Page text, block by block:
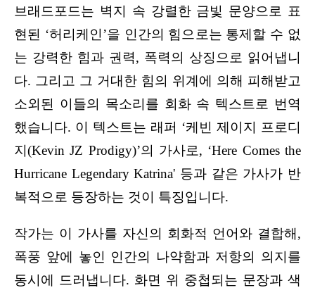
브래드포드는 벽지 속 강렬한 금빛 문양으로 표
현된 ‘허리케인’을 인간의 힘으로는 통제할 수 없
는 강력한 힘과 권력, 폭력의 상징으로 읽어냅니
다. 그리고 그 거대한 힘의 위계에 의해 피해받고
소외된 이들의 목소리를 회화 속 텍스트로 번역
했습니다. 이 텍스트는 래퍼 ‘케빈 제이지 프로디
지(Kevin JZ Prodigy)’의 가사로, ‘Here Comes the
Hurricane Legendary Katrina' 등과 같은 가사가 반
복적으로 등장하는 것이 특징입니다.
작가는 이 가사를 자신의 회화적 언어와 결합해,
폭풍 앞에 놓인 인간의 나약함과 저항의 의지를
동시에 드러냅니다. 화면 위 중첩되는 문장과 색